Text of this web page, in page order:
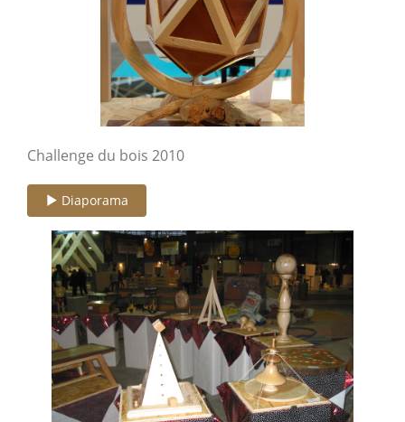
Challenge du bois 2010
Diaporama